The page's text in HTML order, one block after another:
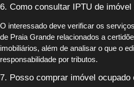
6. Como consultar IPTU de
O interessado deve verificar os
de Praia Grande relacionados a
imobiliários, além de analisar o que o
responsabilidade por tributos.
7. Posso comprar imóvel ocupado